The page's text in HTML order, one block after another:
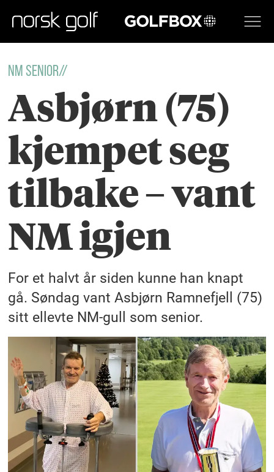
GOLFBOX
NM SENIOR//
Asbjørn (75)
kjempet seg
tilbake – vant
NM igjen
For et halvt år siden kunne han knapt
gå. Søndag vant Asbjørn Ramnefjell (75)
sitt ellevte NM-gull som senior.